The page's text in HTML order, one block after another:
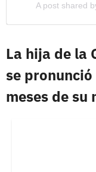
A post shared
La hija de la
se
meses de su